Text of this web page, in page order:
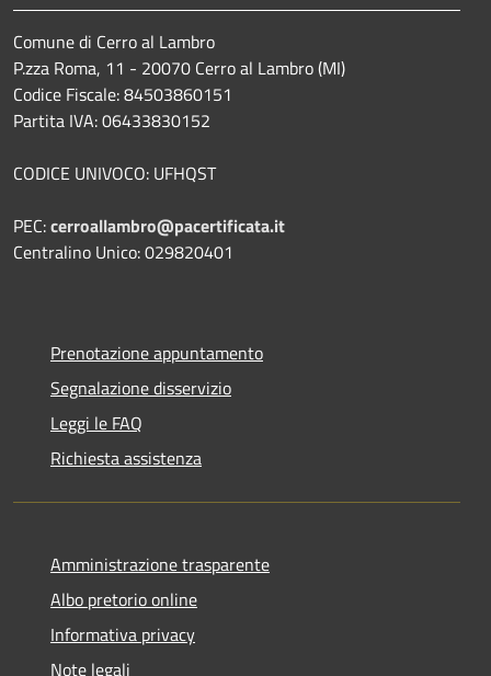
Comune di Cerro al Lambro
P.zza Roma, 11 - 20070 Cerro al Lambro (MI)
Codice Fiscale: 84503860151
Partita IVA: 06433830152
CODICE UNIVOCO: UFHQST
PEC:cerroallambro@pacertificata.it
Centralino Unico: 029820401
Prenotazione appuntamento
Segnalazione disservizio
Leggi le FAQ
Richiesta assistenza
Amministrazione trasparente
Albo pretorio online
Informativa privacy
Note legali